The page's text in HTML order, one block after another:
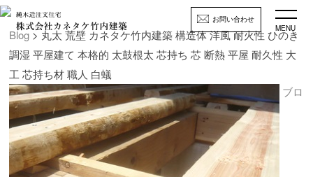
お問い合わせ
MENU
Blog> 丸太 荒壁 カネタケ竹内建築 構造体 洋風 耐火性 ひのき
調湿 平屋建て 本格的 太鼓根太 芯持ち 芯 断熱 平屋 耐久性 大
工 芯持ち材 職人 白蟻
ブロ